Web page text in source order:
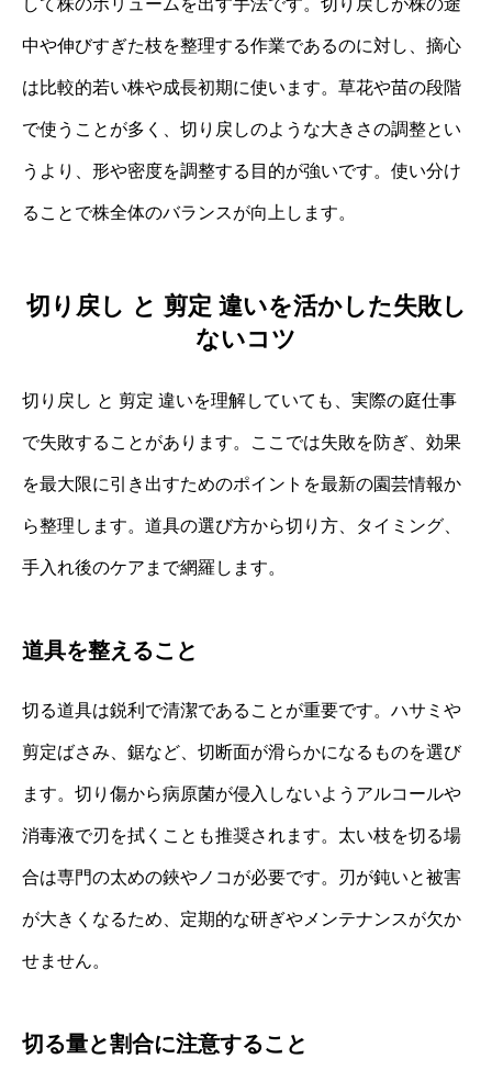
して株のボリュームを出す手法です。切り戻しが株の途
中や伸びすぎた枝を整理する作業であるのに対し、摘心
は比較的若い株や成長初期に使います。草花や苗の段階
で使うことが多く、切り戻しのような大きさの調整とい
うより、形や密度を調整する目的が強いです。使い分け
ることで株全体のバランスが向上します。
切り戻し と 剪定 違いを活かした失敗し
ないコツ
切り戻し と 剪定 違いを理解していても、実際の庭仕事
で失敗することがあります。ここでは失敗を防ぎ、効果
を最大限に引き出すためのポイントを最新の園芸情報か
ら整理します。道具の選び方から切り方、タイミング、
手入れ後のケアまで網羅します。
道具を整えること
切る道具は鋭利で清潔であることが重要です。ハサミや
剪定ばさみ、鋸など、切断面が滑らかになるものを選び
ます。切り傷から病原菌が侵入しないようアルコールや
消毒液で刃を拭くことも推奨されます。太い枝を切る場
合は専門の太めの鋏やノコが必要です。刃が鈍いと被害
が大きくなるため、定期的な研ぎやメンテナンスが欠か
せません。
切る量と割合に注意すること